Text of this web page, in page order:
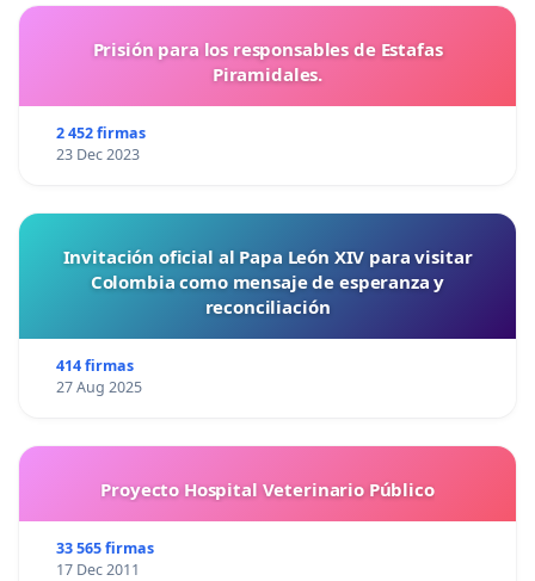
Prisión para los responsables de Estafas
Piramidales.
2 452 firmas
23 Dec 2023
Invitación oficial al Papa León XIV para visitar
Colombia como mensaje de esperanza y
reconciliación
414 firmas
27 Aug 2025
Proyecto Hospital Veterinario Público
33 565 firmas
17 Dec 2011